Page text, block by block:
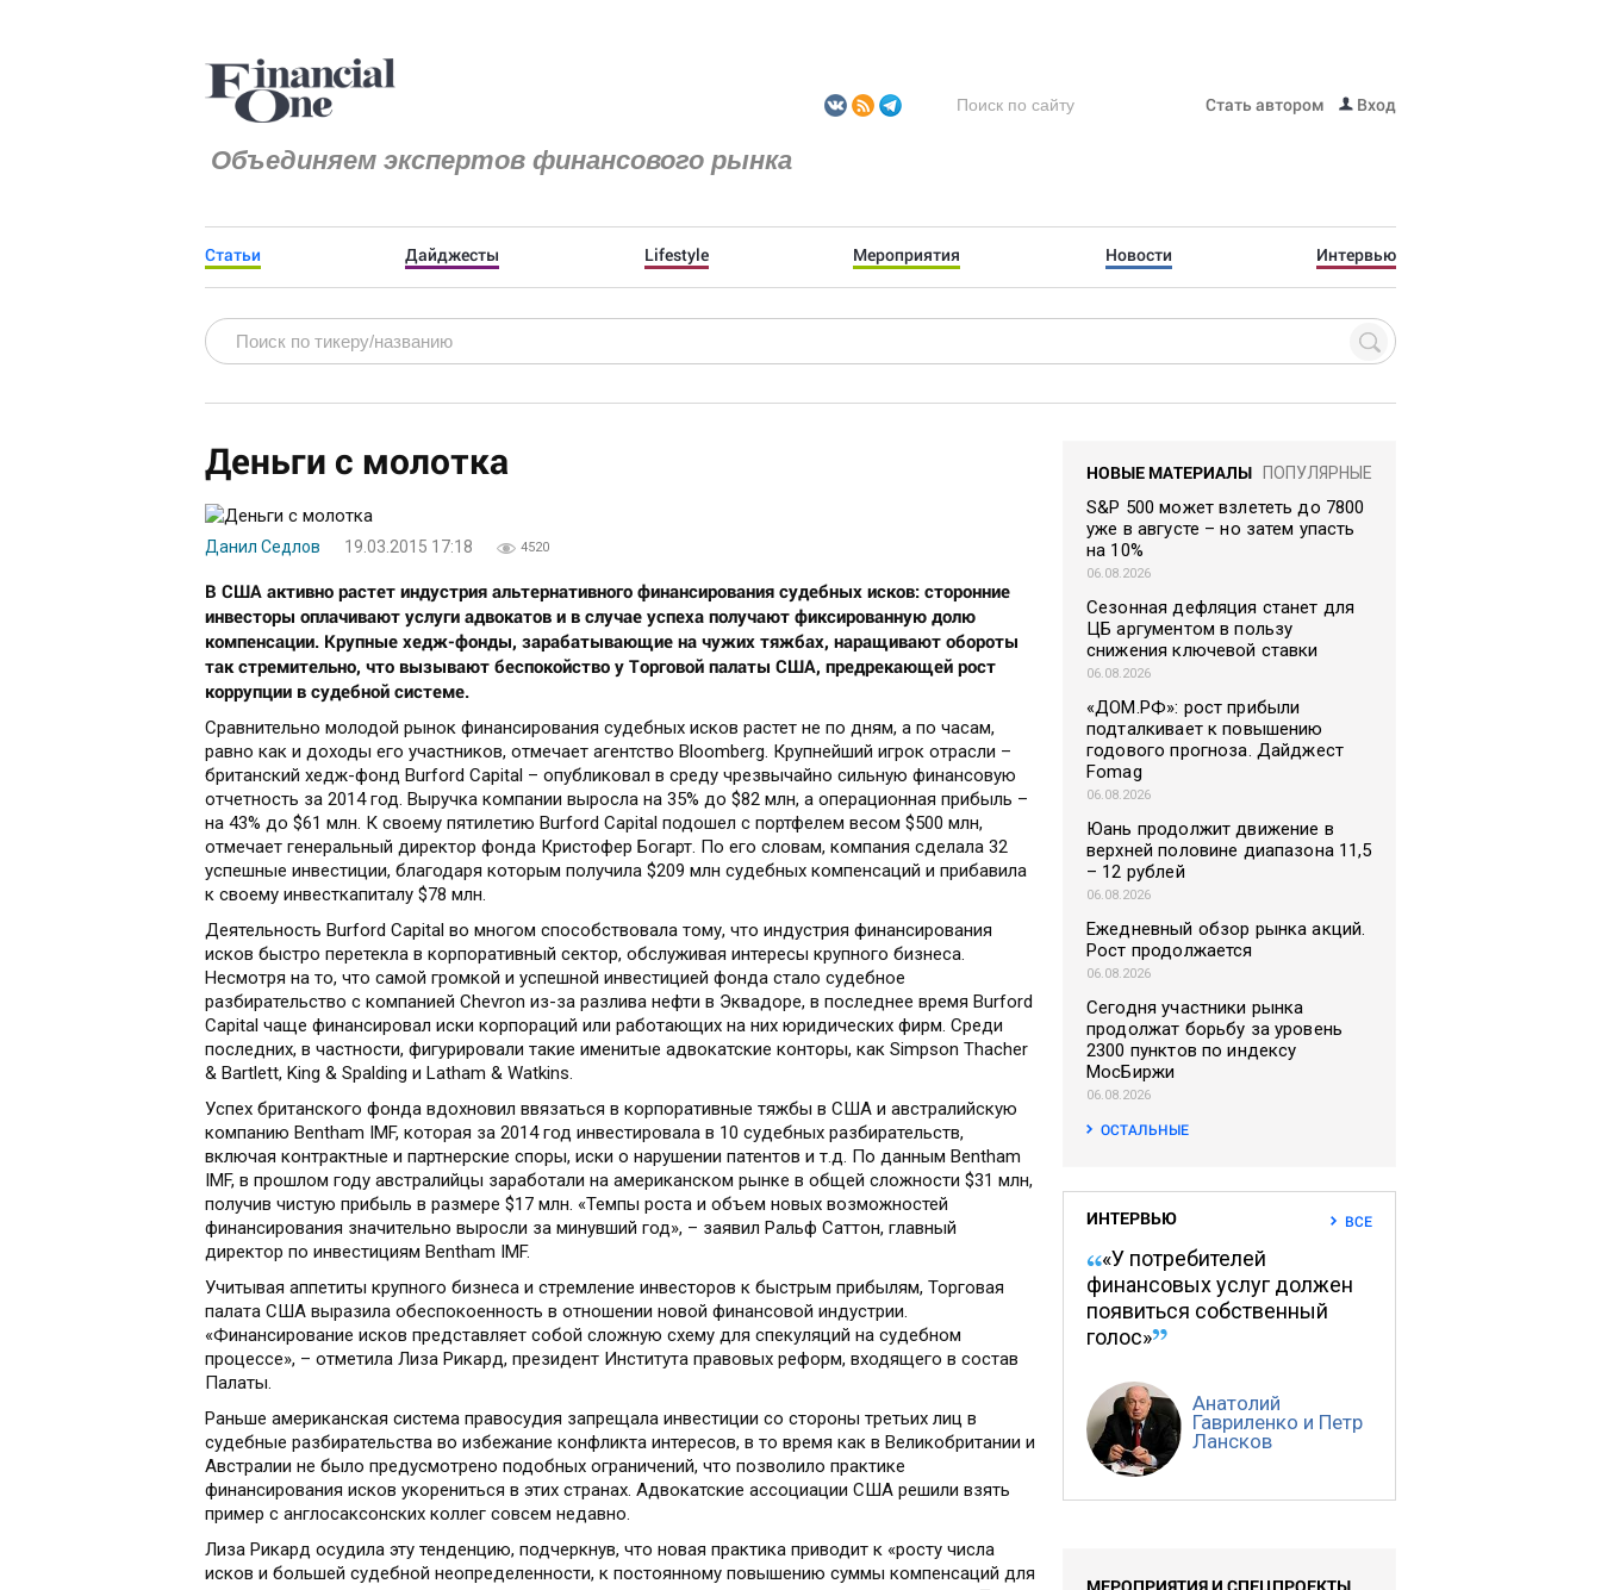
Объединяем экспертов финансового рынка
Стать автором Вход
Статьи Дайджесты Lifestyle Мероприятия Новости Интервью
Деньги с молотка
Данил Седлов 19.03.2015 17:18 4520
В США активно растет индустрия альтернативного финансирования судебных исков: сторонние
инвесторы оплачивают услуги адвокатов и в случае успеха получают фиксированную долю
компенсации. Крупные хедж-фонды, зарабатывающие на чужих тяжбах, наращивают обороты
так стремительно, что вызывают беспокойство у Торговой палаты США, предрекающей рост
коррупции в судебной системе.
Сравнительно молодой рынок финансирования судебных исков растет не по дням, а по часам,
равно как и доходы его участников, отмечает агентство Bloomberg. Крупнейший игрок отрасли –
британский хедж-фонд Burford Capital – опубликовал в среду чрезвычайно сильную финансовую
отчетность за 2014 год. Выручка компании выросла на 35% до $82 млн, а операционная прибыль –
на 43% до $61 млн. К своему пятилетию Burford Capital подошел с портфелем весом $500 млн,
отмечает генеральный директор фонда Кристофер Богарт. По его словам, компания сделала 32
успешные инвестиции, благодаря которым получила $209 млн судебных компенсаций и прибавила
к своему инвесткапиталу $78 млн.
Деятельность Burford Capital во многом способствовала тому, что индустрия финансирования
исков быстро перетекла в корпоративный сектор, обслуживая интересы крупного бизнеса.
Несмотря на то, что самой громкой и успешной инвестицией фонда стало судебное
разбирательство с компанией Chevron из-за разлива нефти в Эквадоре, в последнее время Burford
Capital чаще финансировал иски корпораций или работающих на них юридических фирм. Среди
последних, в частности, фигурировали такие именитые адвокатские конторы, как Simpson Thacher
& Bartlett, King & Spalding и Latham & Watkins.
Успех британского фонда вдохновил ввязаться в корпоративные тяжбы в США и австралийскую
компанию Bentham IMF, которая за 2014 год инвестировала в 10 судебных разбирательств,
включая контрактные и партнерские споры, иски о нарушении патентов и т.д. По данным Bentham
IMF, в прошлом году австралийцы заработали на американском рынке в общей сложности $31 млн,
получив чистую прибыль в размере $17 млн. «Темпы роста и объем новых возможностей
финансирования значительно выросли за минувший год», – заявил Ральф Саттон, главный
директор по инвестициям Bentham IMF.
Учитывая аппетиты крупного бизнеса и стремление инвесторов к быстрым прибылям, Торговая
палата США выразила обеспокоенность в отношении новой финансовой индустрии.
«Финансирование исков представляет собой сложную схему для спекуляций на судебном
процессе», – отметила Лиза Рикард, президент Института правовых реформ, входящего в состав
Палаты.
Раньше американская система правосудия запрещала инвестиции со стороны третьих лиц в
судебные разбирательства во избежание конфликта интересов, в то время как в Великобритании и
Австралии не было предусмотрено подобных ограничений, что позволило практике
финансирования исков укорениться в этих странах. Адвокатские ассоциации США решили взять
пример с англосаксонских коллег совсем недавно.
Лиза Рикард осудила эту тенденцию, подчеркнув, что новая практика приводит к «росту числа
исков и большей судебной неопределенности, к постоянному повышению суммы компенсаций для
НОВЫЕ МАТЕРИАЛЫ ПОПУЛЯРНЫЕ
S&P 500 может взлететь до 7800
уже в августе – но затем упасть
на 10%
06.08.2026
Сезонная дефляция станет для
ЦБ аргументом в пользу
снижения ключевой ставки
06.08.2026
«ДОМ.РФ»: рост прибыли
подталкивает к повышению
годового прогноза. Дайджест
Fomag
06.08.2026
Юань продолжит движение в
верхней половине диапазона 11,5
– 12 рублей
06.08.2026
Ежедневный обзор рынка акций.
Рост продолжается
06.08.2026
Сегодня участники рынка
продолжат борьбу за уровень
2300 пунктов по индексу
МосБиржи
06.08.2026
ОСТАЛЬНЫЕ
ИНТЕРВЬЮ ВСЕ
«У потребителей
финансовых услуг должен
появиться собственный
голос»
Анатолий
Гавриленко и Петр
Лансков